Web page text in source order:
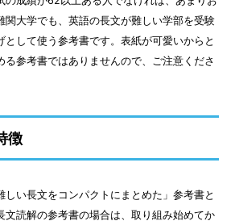
関大学でも、英語の長文が難しい学部を受験
として使う参考書です。表紙が可愛いからと
る参考書ではありませんので、ご注意くださ
徴
しい長文をコンパクトにまとめた」参考書と
文読解の参考書の場合は、取り組み始めてか